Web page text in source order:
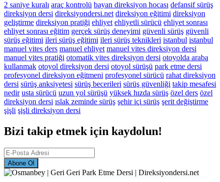
2 saniye kuralı araç kontrolü bayan direksiyon hocası defansif sürüş
direksiyon dersi direksiyondersi.net direksiyon eğitimi direksiyon
geliştirme direksiyon pratiği ehliyet ehliyetli sürücü ehliyet sonrası
ehliyet sonrası eğitim gerçek sürüş deneyimi güvenli sürüş güvenli
sürüş eğitimi ileri sürüş eğitimi ileri sürüş teknikleri istanbul istanbul
manuel vites ders manuel ehliyet manuel vites direksiyon dersi
manuel vites pratiği otomatik vites direksiyon dersi otoyolda araba
kullanmak otoyol direksiyon dersi otoyol sürüşü park etme dersi
profesyonel direksiyon eğitmeni profesyonel sürücü rahat direksiyon
dersi sürüş anksiyetesi sürüş becerileri sürüş güvenliği takip mesafesi
nedir usta sürücü uzun yol sürüşü yüksek hızda sürüş özel ders özel
direksiyon dersi ıslak zeminde sürüş şehir içi sürüş şerit değiştirme
şişli şişli direksiyon dersi
Bizi takip etmek için kaydolun!
Abone Ol